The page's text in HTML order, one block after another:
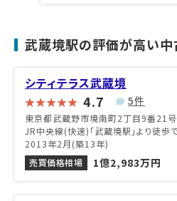
武蔵境駅の評価が高い中
シティテラス武蔵境
4.7 5件
東京都武蔵野市境南町2丁目9番21号
JR中央線(快速)「武蔵境駅」より徒歩
2013年2月(築13年)
売買価格相場
1億2,983万円